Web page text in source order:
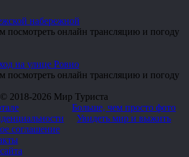
набережной
посмотреть онлайн трансляцию и погоду
на улице Ровио
посмотреть онлайн трансляцию и погоду
© 2018-2026 Мир Туриста
соглашение
Больше, чем просто фото
Увидеть мир и выжить